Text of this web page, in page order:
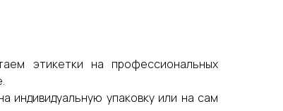
этикетки на профессиональных
индивидуальную упаковку или на сам